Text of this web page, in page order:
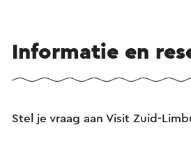
Informatie en
Stel je vraag aan Visit Zuid-